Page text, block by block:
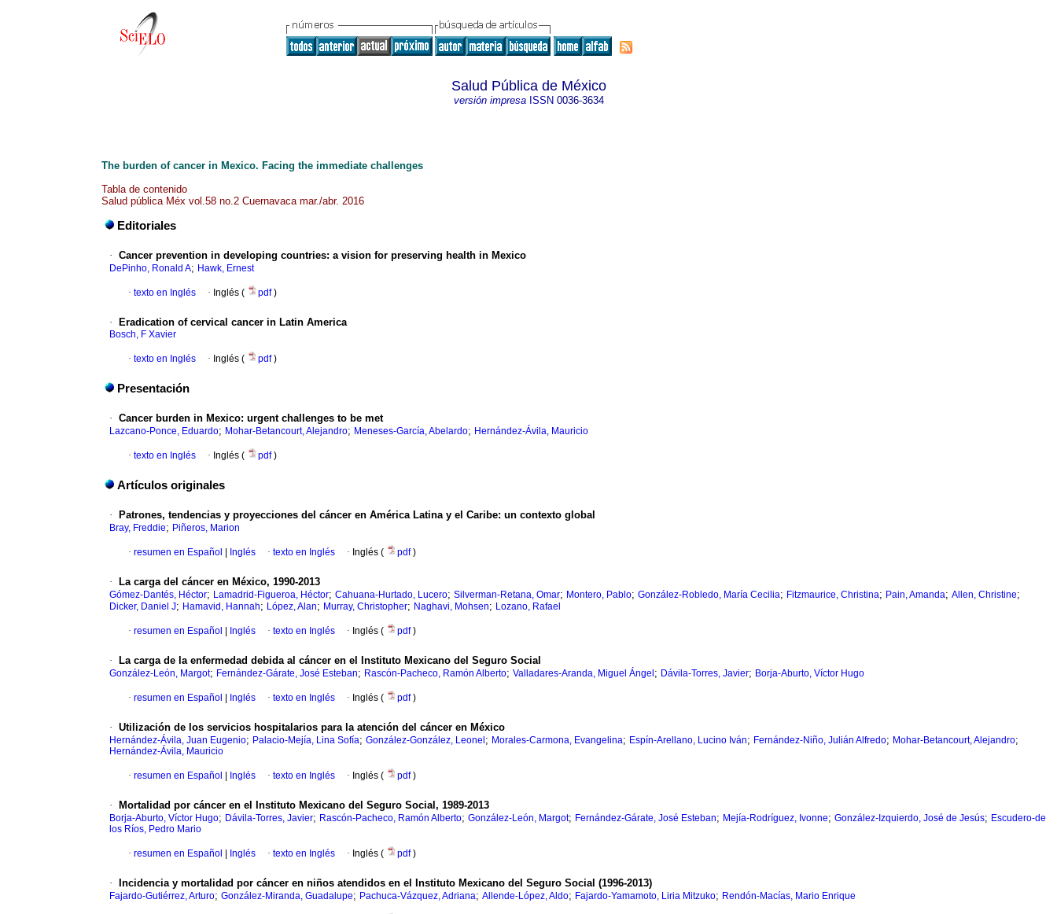
Salud Pública de México
versión impresaISSN 0036-3634
The burden of cancer in Mexico. Facing the immediate challenges
Tabla de contenido
Salud pública Méx vol.58 no.2 Cuernavaca mar./abr. 2016
Editoriales
· Cancer prevention in developing countries: a vision for preserving health in Mexico
DePinho, Ronald A; Hawk, Ernest
· texto en Inglés · Inglés ( pdf)
· Eradication of cervical cancer in Latin America
Bosch, F Xavier
· texto en Inglés · Inglés ( pdf)
Presentación
· Cancer burden in Mexico: urgent challenges to be met
Lazcano-Ponce, Eduardo; Mohar-Betancourt, Alejandro; Meneses-García, Abelardo; Hernández-Ávila, Mauricio
· texto en Inglés · Inglés ( pdf)
Artículos originales
· Patrones, tendencias y proyecciones del cáncer en América Latina y el Caribe: un contexto global
Bray, Freddie; Piñeros, Marion
· resumen en Español Inglés · texto en Inglés · Inglés ( pdf)
· La carga del cáncer en México, 1990-2013
Gómez-Dantés, Héctor; Lamadrid-Figueroa, Héctor; Cahuana-Hurtado, Lucero; Silverman-Retana, Omar; Montero, Pablo; González-Robledo, María Cecilia; Fitzmaurice, Christina; Pain, Amanda; Allen, Christine;
Dicker, Daniel J; Hamavid, Hannah; López, Alan; Murray, Christopher; Naghavi, Mohsen; Lozano, Rafael
· resumen en Español Inglés · texto en Inglés · Inglés ( pdf)
· La carga de la enfermedad debida al cáncer en el Instituto Mexicano del Seguro Social
González-León, Margot; Fernández-Gárate, José Esteban; Rascón-Pacheco, Ramón Alberto; Valladares-Aranda, Miguel Ángel ; Dávila-Torres, Javier; Borja-Aburto, Víctor Hugo
· resumen en Español Inglés · texto en Inglés · Inglés ( pdf)
· Utilización de los servicios hospitalarios para la atención del cáncer en México
Hernández-Ávila, Juan Eugenio; Palacio-Mejía, Lina Sofía; González-González, Leonel ; Morales-Carmona, Evangelina; Espín-Arellano, Lucino Iván; Fernández-Niño, Julián Alfredo; Mohar-Betancourt, Alejandro;
Hernández-Ávila, Mauricio
· resumen en Español Inglés · texto en Inglés · Inglés ( pdf)
· Mortalidad por cáncer en el Instituto Mexicano del Seguro Social, 1989-2013
Borja-Aburto, Víctor Hugo; Dávila-Torres, Javier; Rascón-Pacheco, Ramón Alberto; González-León, Margot; Fernández-Gárate, José Esteban; Mejía-Rodríguez, Ivonne; González-Izquierdo, José de Jesús; Escudero-de
los Ríos, Pedro Mario
· resumen en Español Inglés · texto en Inglés · Inglés ( pdf)
· Incidencia y mortalidad por cáncer en niños atendidos en el Instituto Mexicano del Seguro Social (1996-2013)
Fajardo-Gutiérrez, Arturo; González-Miranda, Guadalupe; Pachuca-Vázquez, Adriana; Allende-López, Aldo; Fajardo-Yamamoto, Liria Mitzuko; Rendón-Macías, Mario Enrique